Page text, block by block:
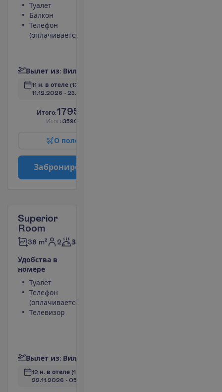
Туалет
Балкон
Телефон
(оплачивается)
Вылет из: Вил
11 н. в отеле (13 н. всего)
11.12.2026 - 23.12.2026
Итого:1795.00
Итого3590.00
О поле
Заброниро
Superior
Room
38 m² 2 Завтраки
Удобства в
номере
Туалет
Телефон
(оплачивается)
Телевизор
Вылет из: Вил
12 н. в отеле (14 н. всего)
22.11.2026 - 05.12.2026